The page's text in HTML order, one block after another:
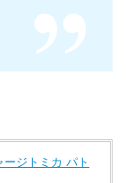
ージトミカ パト